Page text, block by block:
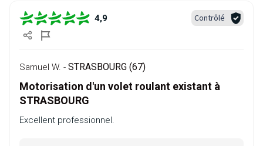
4,9 Contrôlé
Samuel W. - STRASBOURG (67)
Motorisation d'un volet roulant existant à
STRASBOURG
Excellent professionnel.